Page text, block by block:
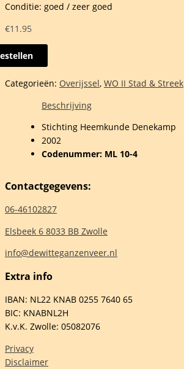
Conditie: goed / zeer goed
€11.95
Categorieën: Overijssel, WO II Stad & Streek
Beschrijving
Stichting Heemkunde Denekamp
2002
Codenummer: ML 10-4
Contactgegevens:
06-46102827
Elsbeek 6 8033 BB Zwolle
info@dewitteganzenveer.nl
Extra info
IBAN: NL22 KNAB 0255 7640 65
BIC: KNABNL2H
K.v.K. Zwolle: 05082076
Privacy
Disclaimer